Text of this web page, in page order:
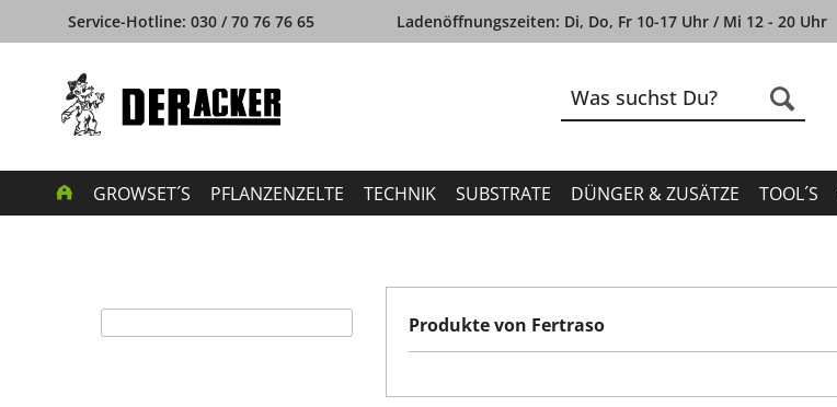
Service-Hotline: 030 / 70 76 76 65 Ladenöffnungszeiten: Di, Do, Fr 10-17 Uhr / Mi 12 - 20 Uhr
GROWSET´S PFLANZENZELTE TECHNIK SUBSTRATE DÜNGER & ZUSÄTZE TOOL´S
Produkte von Fertraso